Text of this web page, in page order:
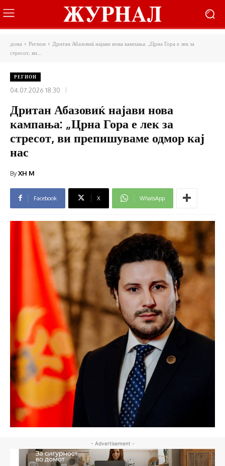
дома Регион
Дритан Абазовиќ најави нова кампања: „Црна Гора е лек за
стресот, ви...
РЕГИОН
04.07.2026 18:30
Дритан Абазовиќ најави нова
кампања: „Црна Гора е лек за
стресот, ви препишуваме одмор кај
нас
ByXH M
Facebook X WhatsApp
- Advertisement -